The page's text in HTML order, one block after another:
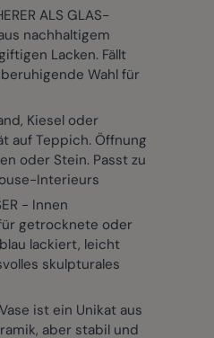
ALS GLAS-
nachhaltigem
Lacken. Fällt
Wahl für
Kiesel oder
auf Teppich. Öffnung
oder Stein. Passt zu
Interieurs
- Innen
getrocknete oder
lackiert, leicht
skulpturales
ist ein Unikat aus
aber stabil und